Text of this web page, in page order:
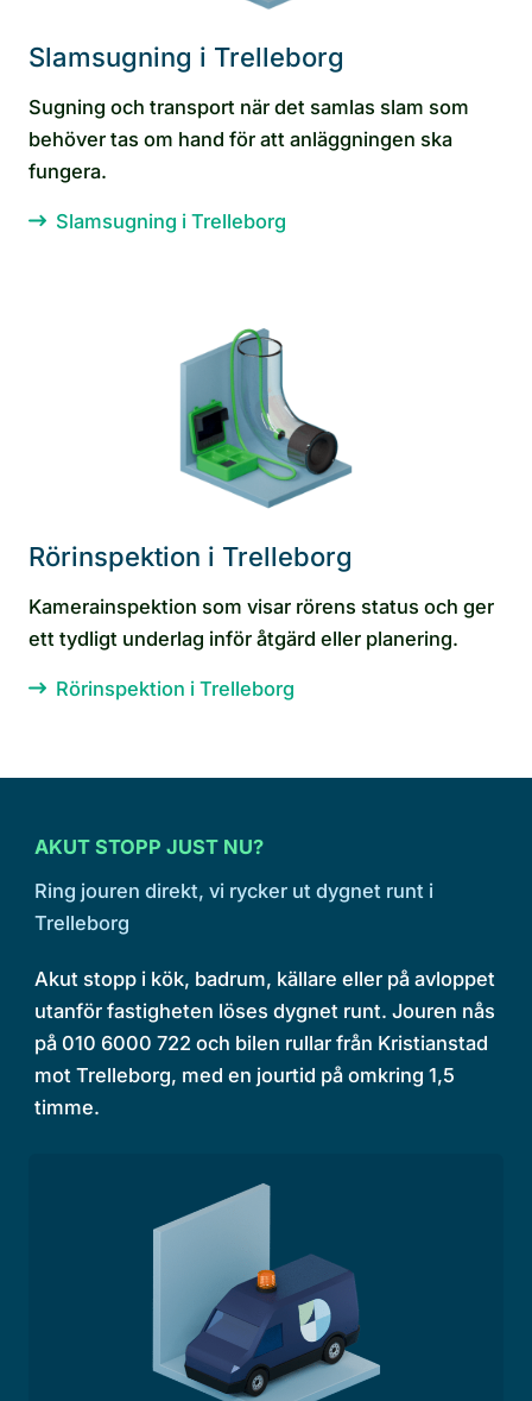
Slamsugning i Trelleborg
Sugning och transport när det samlas slam som
behöver tas om hand för att anläggningen ska
fungera.
Slamsugning i Trelleborg
Rörinspektion i Trelleborg
Kamerainspektion som visar rörens status och ger
ett tydligt underlag inför åtgärd eller planering.
Rörinspektion i Trelleborg
AKUT STOPP JUST NU?
Ring jouren direkt, vi rycker ut dygnet runt i
Trelleborg
Akut stopp i kök, badrum, källare eller på avloppet
utanför fastigheten löses dygnet runt. Jouren nås
på 010 6000 722 och bilen rullar från Kristianstad
mot Trelleborg, med en jourtid på omkring 1,5
timme.